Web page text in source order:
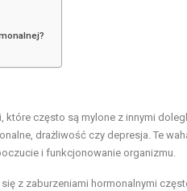
często są mylone z innymi
drażliwość czy depresja. Te
i funkcjonowanie organizmu.
z zaburzeniami hormonalnymi